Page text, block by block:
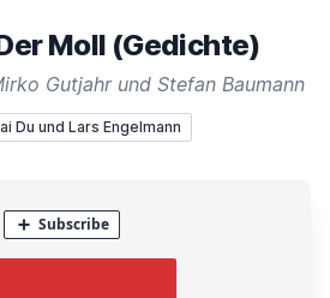
Moll (Gedichte)
Gutjahr und Stefan Baumann
Du und Lars Engelmann